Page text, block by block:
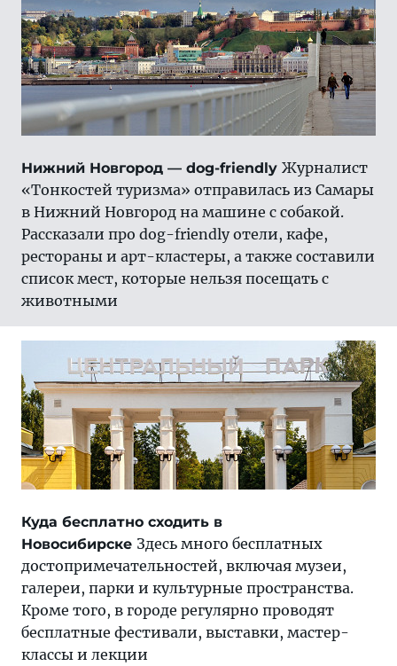
Нижний Новгород — dog-friendly Журналист
«Тонкостей туризма» отправилась из Самары
в Нижний Новгород на машине с собакой.
Рассказали про dog-friendly отели, кафе,
рестораны и арт-кластеры, а также составили
список мест, которые нельзя посещать с
животными
Куда бесплатно сходить в
Новосибирске Здесь много бесплатных
достопримечательностей, включая музеи,
галереи, парки и культурные пространства.
Кроме того, в городе регулярно проводят
бесплатные фестивали, выставки, мастер-
классы и лекции